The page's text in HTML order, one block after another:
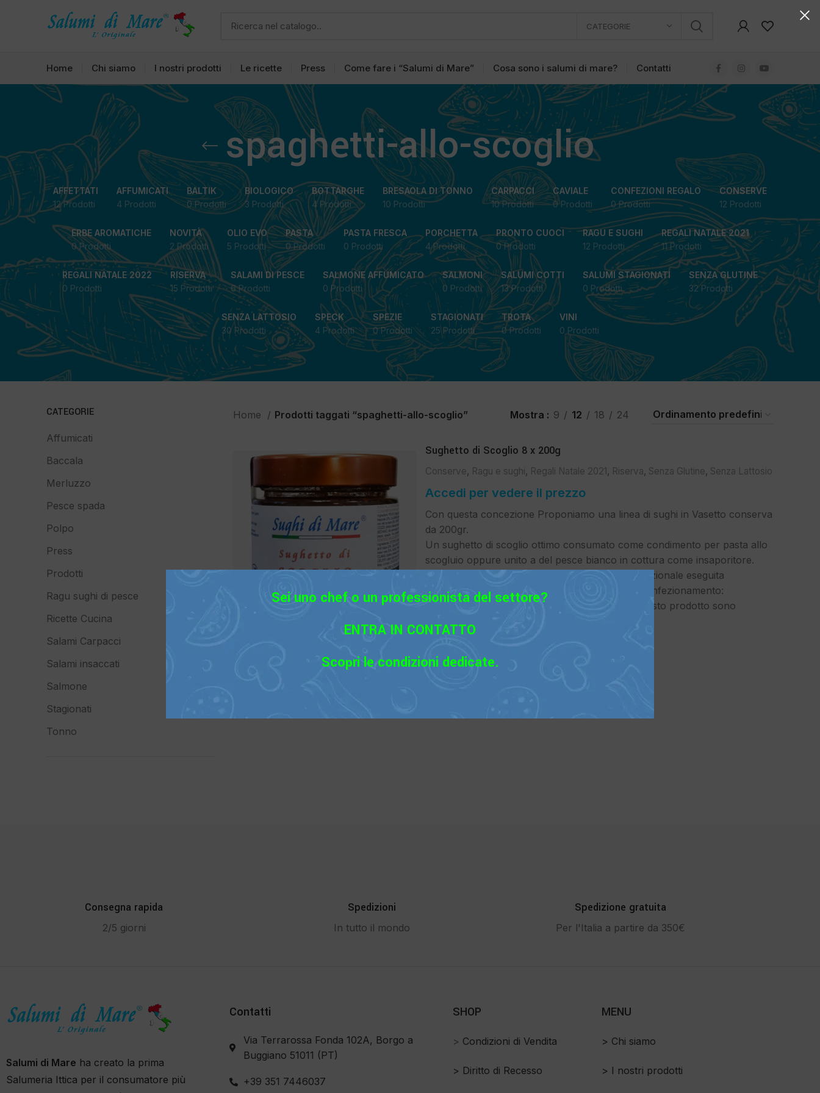
Sei uno chef o un professionista del settore?
ENTRA IN CONTATTO
Scopri le condizioni dedicate.
CATEGORIE
Home Chi siamo I nostri prodotti Le ricette Press Come fare i “Salumi di Mare” Cosa sono i salumi di mare? Contatti
spaghetti-allo-scoglio
AFFETTATI
12 Prodotti
AFFUMICATI
4 Prodotti
BALTIK
0 Prodotti
BIOLOGICO
3 Prodotti
BOTTARGHE
4 Prodotti
BRESAOLA DI TONNO
10 Prodotti
CARPACCI
10 Prodotti
CAVIALE
0 Prodotti
CONFEZIONI REGALO
0 Prodotti
CONSERVE
12 Prodotti
ERBE AROMATICHE
0 Prodotti
NOVITÀ
2 Prodotti
OLIO EVO
5 Prodotti
PASTA
0 Prodotti
PASTA FRESCA
0 Prodotti
PORCHETTA
4 Prodotti
PRONTO CUOCI
0 Prodotti
RAGU E SUGHI
12 Prodotti
REGALI NATALE 2021
11 Prodotti
REGALI NATALE 2022
0 Prodotti
RISERVA
15 Prodotti
SALAMI DI PESCE
6 Prodotti
SALMONE AFFUMICATO
0 Prodotti
SALMONI
0 Prodotti
SALUMI COTTI
13 Prodotti
SALUMI STAGIONATI
0 Prodotti
SENZA GLUTINE
32 Prodotti
SENZA LATTOSIO
30 Prodotti
SPECK
4 Prodotti
SPEZIE
0 Prodotti
STAGIONATI
25 Prodotti
TROTA
0 Prodotti
VINI
0 Prodotti
CATEGORIE
Affumicati
Baccala
Merluzzo
Pesce spada
Polpo
Press
Prodotti
Ragu sughi di pesce
Ricette Cucina
Salami Carpacci
Salami insaccati
Salmone
Stagionati
Tonno
Home Prodotti taggati “spaghetti-allo-scoglio” Mostra 9 12 18 24
Sughetto di Scoglio 8 x 200g
Conserve, Ragu e sughi, Regali Natale 2021, Riserva, Senza Glutine, Senza Lattosio
Accedi per vedere il prezzo
Con questa concezione Proponiamo una linea di sughi in Vasetto conserva
da 200gr.
Un sughetto di scoglio ottimo consumato come condimento per pasta allo
scogluio oppure unito a del pesce bianco in cottura come insaporitore.
Alle caratteristiche uniche della lavorazione tradizionale eseguita
scrupolosamente a mano si aggiunge anche il confezionamento:
Tutte le verdure usate per la realizzazione di questo prodotto sono
Consegna rapida
2/5 giorni
Spedizioni
In tutto il mondo
Spedizione gratuita
Per l'Italia a partire da 350€
Salumi di Mare ha creato la prima
Salumeria Ittica per il consumatore più
Contatti
Via Terrarossa Fonda 102A, Borgo a
Buggiano 51011 (PT)
+39 351 7446037
SHOP
> Condizioni di Vendita
> Diritto di Recesso
MENU
> Chi siamo
> I nostri prodotti